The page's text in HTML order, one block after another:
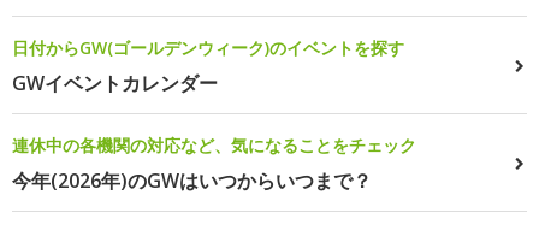
日付からGW(ゴールデンウィーク)のイベントを探す
GWイベントカレンダー
連休中の各機関の対応など、気になることをチェック
今年(2026年)のGWはいつからいつまで？